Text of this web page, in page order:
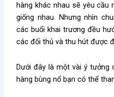
hàng khác nhau sẽ yêu cầu
giống nhau. Nhưng nhìn
các buổi khai trương đều
các đối thủ và thu hút được
Dưới đây là một vài ý tưởng
hàng bùng nổ bạn có thể